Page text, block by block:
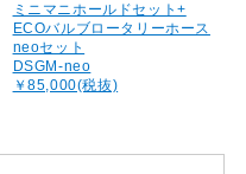
ミニマニホールドセット+
ECOバルブロータリーホース
neoセット
DSGM-neo
￥85,000(税抜)